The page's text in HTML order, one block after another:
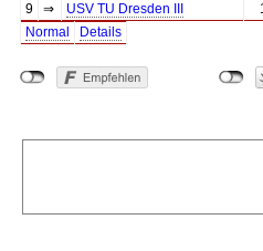
9
⇒ USV TU Dresden III
Normal
Details